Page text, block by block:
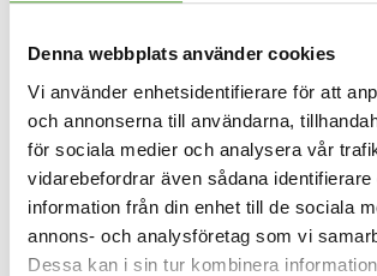
Denna webbplats använder cookies
Vi använder enhetsidentifierare för att
och annonserna till användarna,
för sociala medier och analysera vår
vidarebefordrar även sådana identifierare
information från din enhet till de sociala
annons- och analysföretag som vi
Dessa kan i sin tur kombinera
Utrustning för dosering och fördelning
Regenereringsutrustning för syra och
Kemikalier för behandling av
Våra långa relationer med Europas bästa
300 standardleverantörer säkerställer att vi
egna kunder de bästa produkterna på